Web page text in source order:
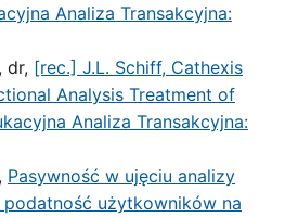
Analiza Transakcyjna:
dr, [rec.] J.L. Schiff, Cathexis
Analysis Treatment of
Analiza Transakcyjna:
Pasywność w ujęciu analizy
użytkowników na